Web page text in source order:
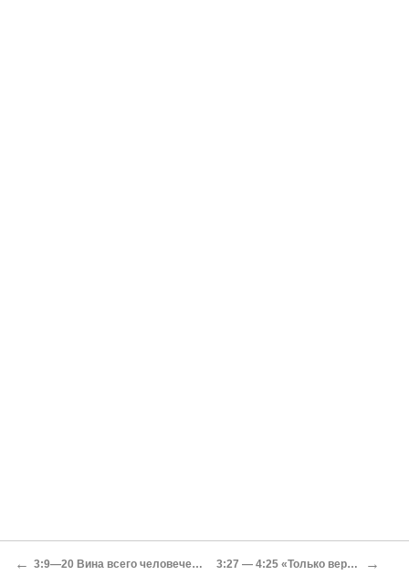
← 3:9—20 Вина всего человечества 3:27 — 4:25 «Только верою» →